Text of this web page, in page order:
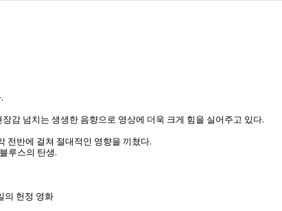
감 넘치는 생생한 음향으로 영상에 더욱 크게 힘을 실어주고 있다.
전반에 걸쳐 절대적인 영향을 끼쳤다.
루스의 탄생.
의 헌정 영화